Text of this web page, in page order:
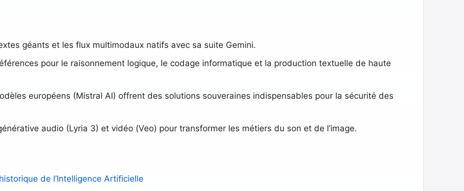
géants et les flux multimodaux natifs avec sa suite Gemini.
pour le raisonnement logique, le codage informatique et la production textuelle de haute
européens (Mistral AI) offrent des solutions souveraines indispensables pour la sécurité des
audio (Lyria 3) et vidéo (Veo) pour transformer les métiers du son et de l’image.
de l’Intelligence Artificielle